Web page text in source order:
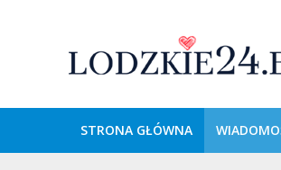
STRONA GŁÓWNA